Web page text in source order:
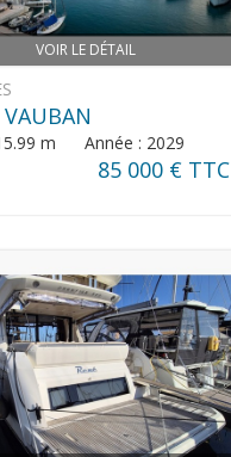
VOIR LE DÉTAIL
m Année : 2029
85 000 € TTC